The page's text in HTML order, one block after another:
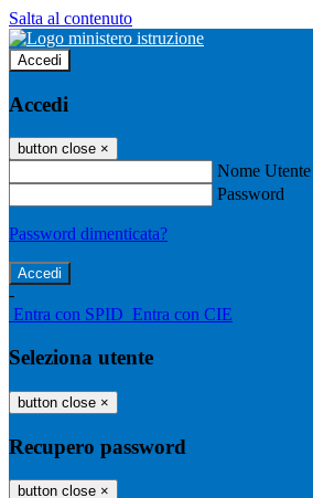
Salta al contenuto
Accedi
Accedi
button close ×
Nome Utente
Password
Password dimenticata?
-
Entra con SPID Entra con CIE
Seleziona utente
button close ×
Recupero password
button close ×